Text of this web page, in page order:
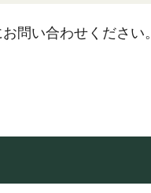
問い合わせください。